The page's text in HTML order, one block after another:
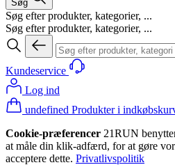
Søg
Søg efter produkter, kategorier, ...
Søg efter produkter, kategorier, ...
Kundeservice
Log ind
undefined Produkter i
Cookie-præferencer 21RUN
at måle din klik-adfærd, for at gøre
acceptere dette. Privatlivspolitik